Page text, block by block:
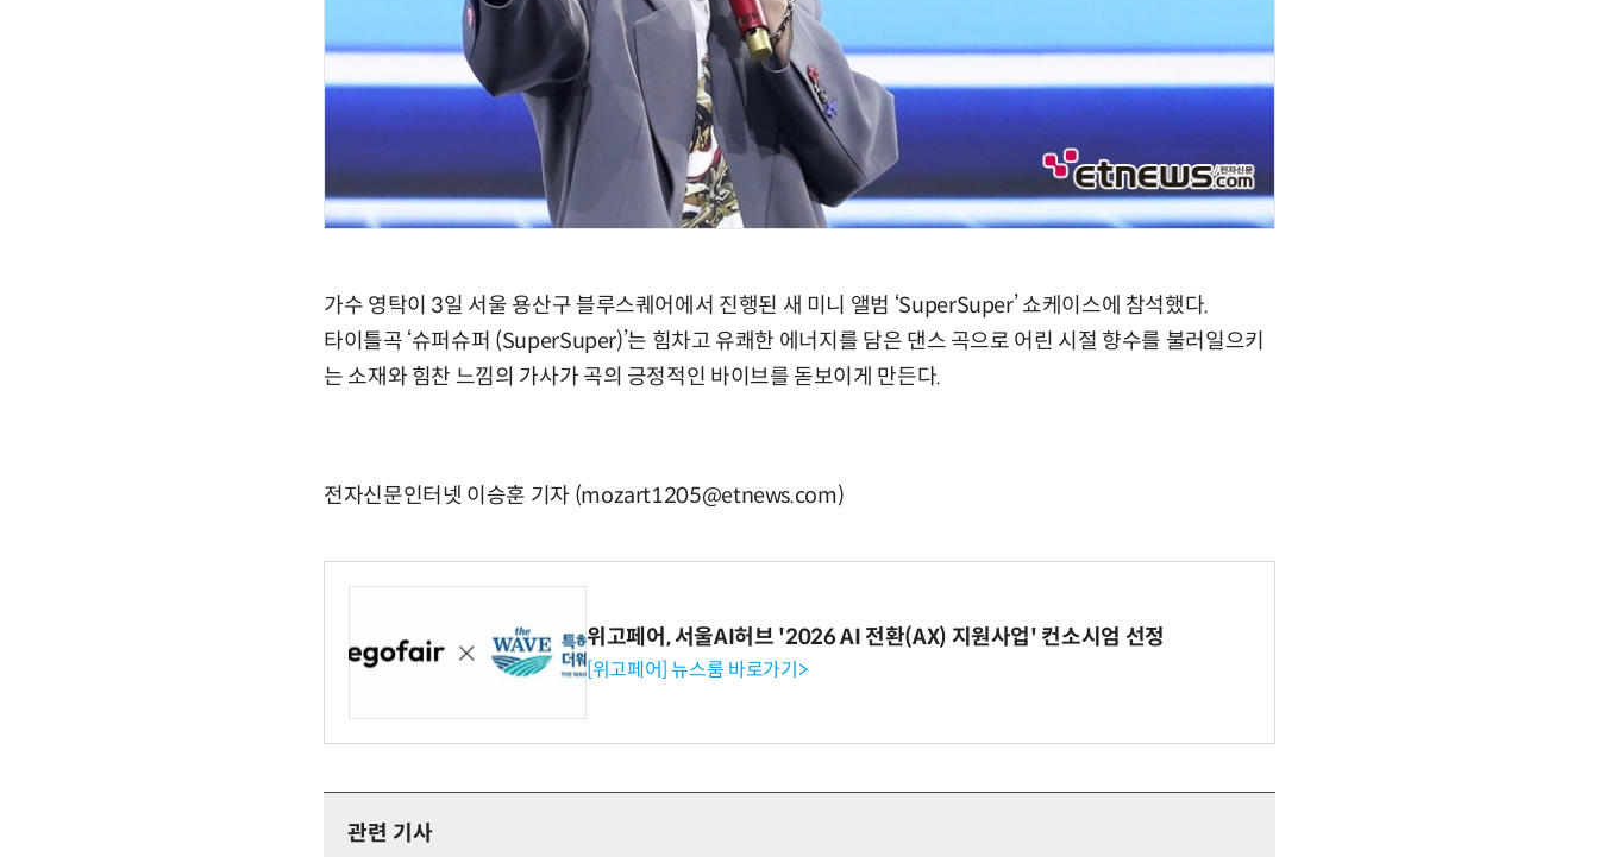
가수 영탁이 3일 서울 용산구 블루스퀘어에서 진행된 새 미니 앨범 ‘SuperSuper’ 쇼케이스에 참석했다.
타이틀곡 ‘슈퍼슈퍼 (SuperSuper)’는 힘차고 유쾌한 에너지를 담은 댄스 곡으로 어린 시절 향수를 불러일으키
는 소재와 힘찬 느낌의 가사가 곡의 긍정적인 바이브를 돋보이게 만든다.
전자신문인터넷 이승훈 기자 (mozart1205@etnews.com)
위고페어, 서울AI허브 '2026 AI 전환(AX) 지원사업' 컨소시엄 선정
[위고페어] 뉴스룸 바로가기>
관련 기사